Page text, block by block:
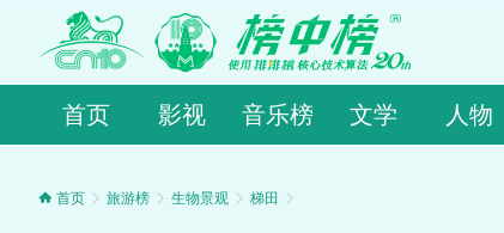
首页 影视 音乐榜 文学 人物
首页 旅游榜 生物景观 梯田